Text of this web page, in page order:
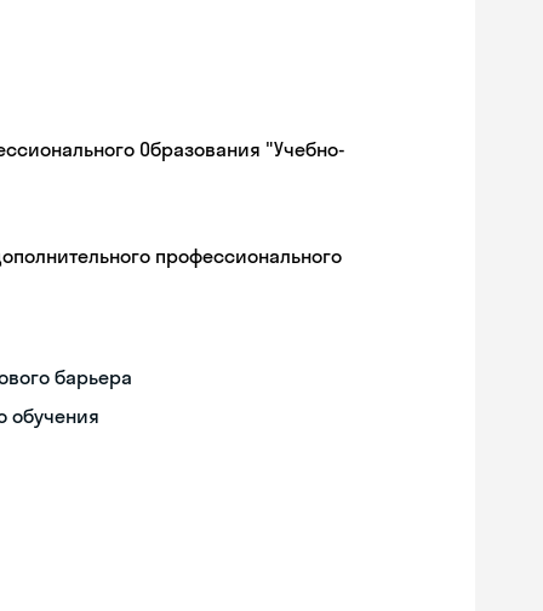
Образования "Учебно-
профессионального
барьера
обучения